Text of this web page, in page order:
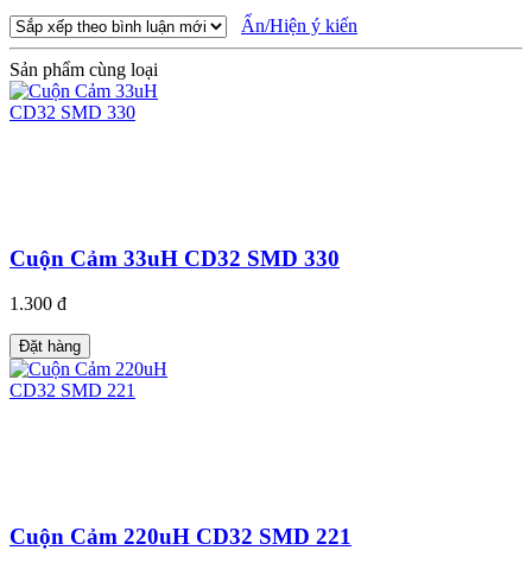
Ẩn/Hiện ý kiến
Sản phẩm cùng loại
Cuộn Cảm 33uH CD32 SMD 330
1.300 đ
Đặt hàng
Cuộn Cảm 220uH CD32 SMD 221